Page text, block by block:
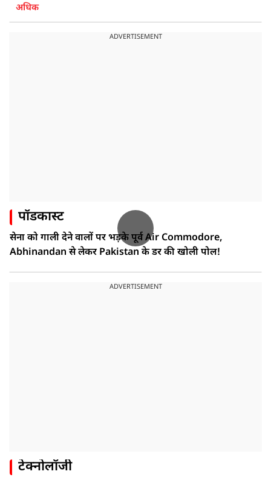
अधिक
ADVERTISEMENT
पॉडकास्ट
सेना को गाली देने वालों पर भड़के पूर्व Air Commodore,
Abhinandan से लेकर Pakistan के डर की खोली पोल!
ADVERTISEMENT
टेक्नोलॉजी